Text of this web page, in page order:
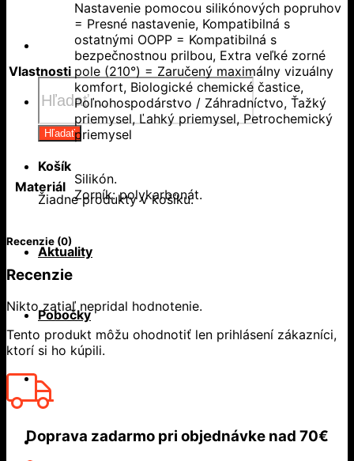
Products
search
Hľadať
Košík
Žiadne produkty v košíku.
Aktuality
Pobočky
Vlastnosti
Nastavenie pomocou silikónových popruhov
= Presné nastavenie, Kompatibilná s
ostatnými OOPP = Kompatibilná s
bezpečnostnou prilbou, Extra veľké zorné
pole (210°) = Zaručený maximálny vizuálny
komfort, Biologické chemické častice,
Poľnohospodárstvo / Záhradníctvo, Ťažký
priemysel, Ľahký priemysel, Petrochemický
priemysel
Materiál
Silikón.
Zorník: polykarbonát.
Recenzie (0)
Recenzie
Nikto zatiaľ nepridal hodnotenie.
Tento produkt môžu ohodnotiť len prihlásení zákazníci,
ktorí si ho kúpili.
Doprava zadarmo pri objednávke nad 70€